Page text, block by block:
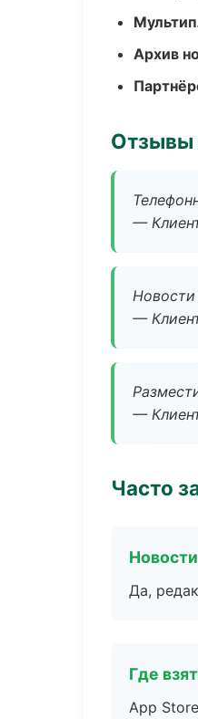
Архив
Отзывы
—
Новости
—
—
Часто
Да,
Где
App